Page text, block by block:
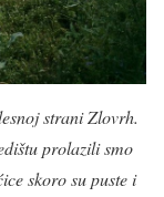
strani Zlovrh.
prolazili smo
skoro su puste i